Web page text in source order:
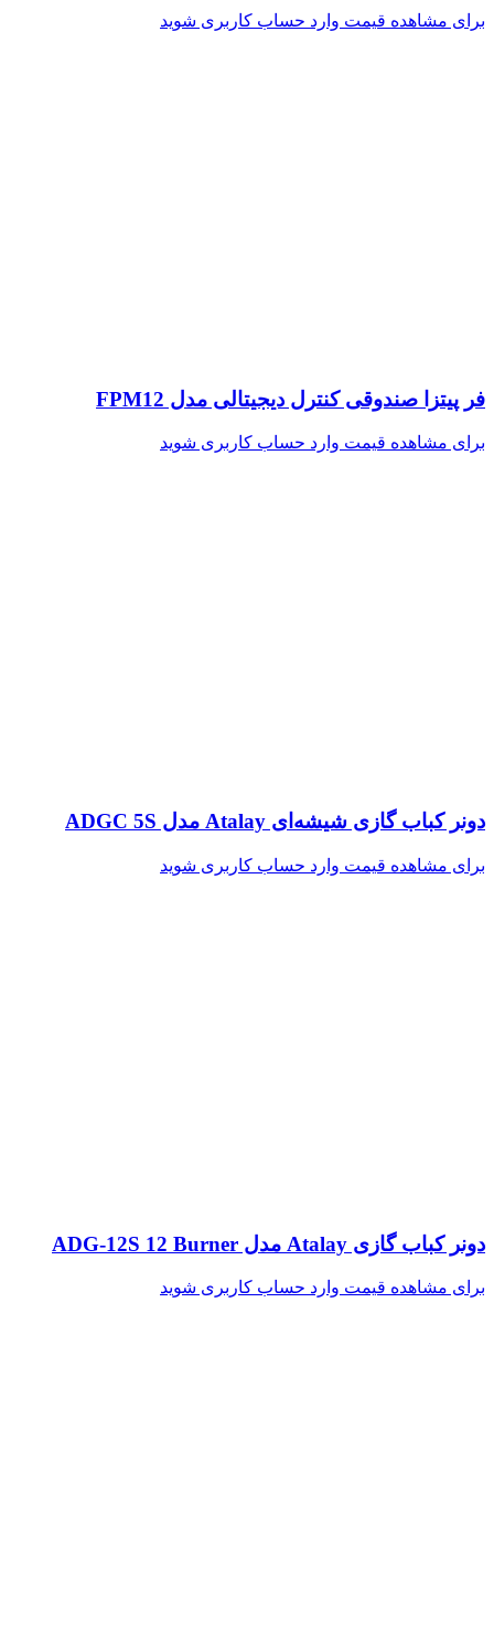
برای مشاهده قیمت وارد حساب کاربری شوید
فر پیتزا صندوقی کنترل دیجیتالی مدل FPM12
برای مشاهده قیمت وارد حساب کاربری شوید
دونر کباب گازی شیشه‌ای Atalay مدل ADGC 5S
برای مشاهده قیمت وارد حساب کاربری شوید
دونر کباب گازی Atalay مدل ADG-12S 12 Burner
برای مشاهده قیمت وارد حساب کاربری شوید